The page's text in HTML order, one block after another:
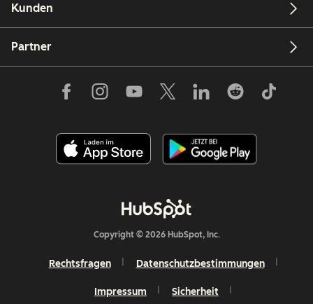
Kunden
Partner
Copyright © 2026 HubSpot, Inc.
Rechtsfragen Datenschutzbestimmungen
Impressum Sicherheit